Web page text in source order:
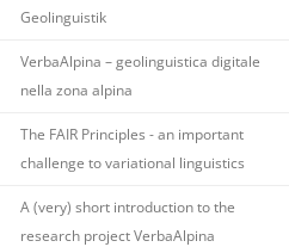
Geolinguistik
VerbaAlpina – geolinguistica digitale
nella zona alpina
The FAIR Principles - an important
challenge to variational linguistics
A (very) short introduction to the
research project VerbaAlpina